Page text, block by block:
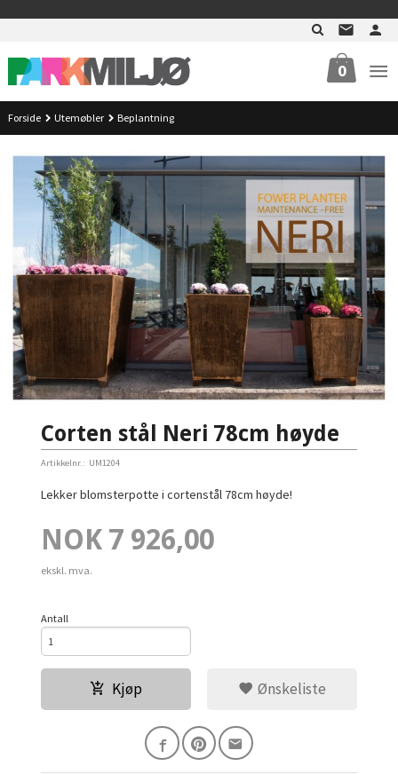
0
Forside Utemøbler Beplantning
Corten stål Neri 78cm høyde
Artikkelnr.: UM1204
Lekker blomsterpotte i cortenstål 78cm høyde!
Pris
NOK 7 926,00
ekskl. mva.
Antall
Kjøp Ønskeliste